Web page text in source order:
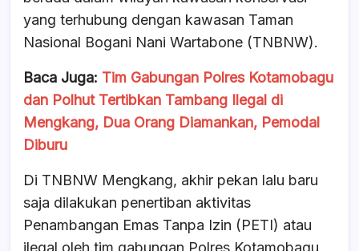
k
yang terhubung dengan kawasan Taman
Nasional Bogani Nani Wartabone (TNBNW).
Baca Juga: Tim Gabungan Polres Kotamobagu
dan Polhut Tertibkan Tambang Ilegal di
Mengkang, Dua Orang Diamankan, Pemodal
Diburu
Di TNBNW Mengkang, akhir pekan lalu baru
saja dilakukan penertiban aktivitas
Penambangan Emas Tanpa Izin (PETI) atau
ilegal oleh tim gabungan Polres Kotamobagu